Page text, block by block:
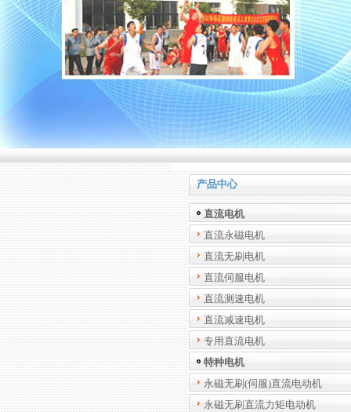
产品中心
直流电机
直流永磁电机
直流无刷电机
直流伺服电机
直流测速电机
直流减速电机
专用直流电机
特种电机
永磁无刷(伺服)直流电动机
永磁无刷直流力矩电动机